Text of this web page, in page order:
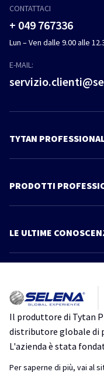
CONTATTACI
+ 049 767336
Lun – Ven dalle 9.00 alle
E-MAIL:
TYTAN
Contattaci
Prodotti
PRODOTTI
Sistema Cartongesso
Impermeabilizzanti
Accessori
Ancoranti Chimici
LE ULTIME
Più articoli
di isolare
isolamento isolamento
poliuretanica
Schiume Poliuretaniche
Il produttore di Tytan
distributore globale di
L'azienda è stata
Per saperne di più, vai al